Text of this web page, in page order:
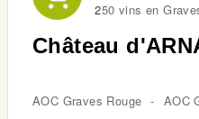
250 vins en
Château
AOC Graves Rouge
AOC